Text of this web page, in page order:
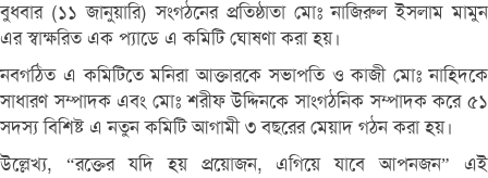
বুধবার (১১ জানুয়ারি) সংগঠনের প্রতিষ্ঠাতা মোঃ নাজিরুল ইসলাম মামুন
এর স্বাক্ষরিত এক প্যাডে এ কমিটি ঘোষণা করা হয়।
নবগঠিত এ কমিটিতে মনিরা আক্তারকে সভাপতি ও কাজী মোঃ নাহিদকে
সাধারণ সম্পাদক এবং মোঃ শরীফ উদ্দিনকে সাংগঠনিক সম্পাদক করে ৫১
সদস্য বিশিষ্ট এ নতুন কমিটি আগামী ৩ বছরের মেয়াদ গঠন করা হয়।
উল্লেখ্য, “রক্তের যদি হয় প্রয়োজন, এগিয়ে যাবে আপনজন” এই